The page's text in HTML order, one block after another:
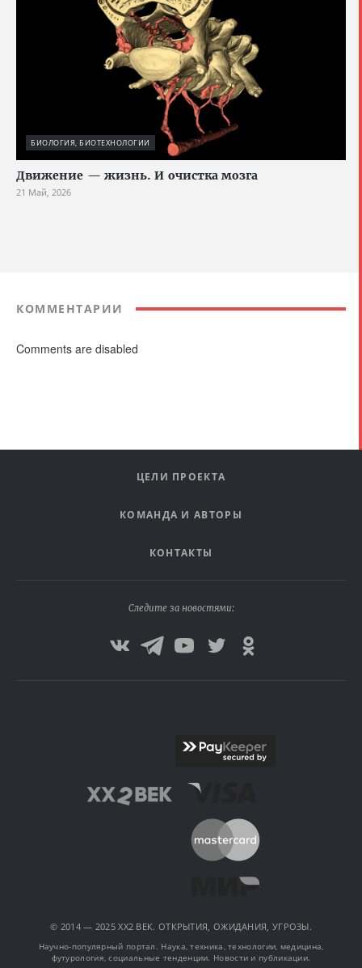
БИОЛОГИЯ, БИОТЕХНОЛОГИИ
Движение — жизнь. И очистка мозга
21 Май, 2026
КОММЕНТАРИИ
Comments are disabled
ЦЕЛИ ПРОЕКТА
КОМАНДА И АВТОРЫ
КОНТАКТЫ
Следите за новостями:
© 2014 — 2025 XX2 ВЕК. ОТКРЫТИЯ, ОЖИДАНИЯ, УГРОЗЫ.
Научно-популярный портал. Наука, техника, технологии, медицина,
футурология, социальные тенденции. Новости и публикации.